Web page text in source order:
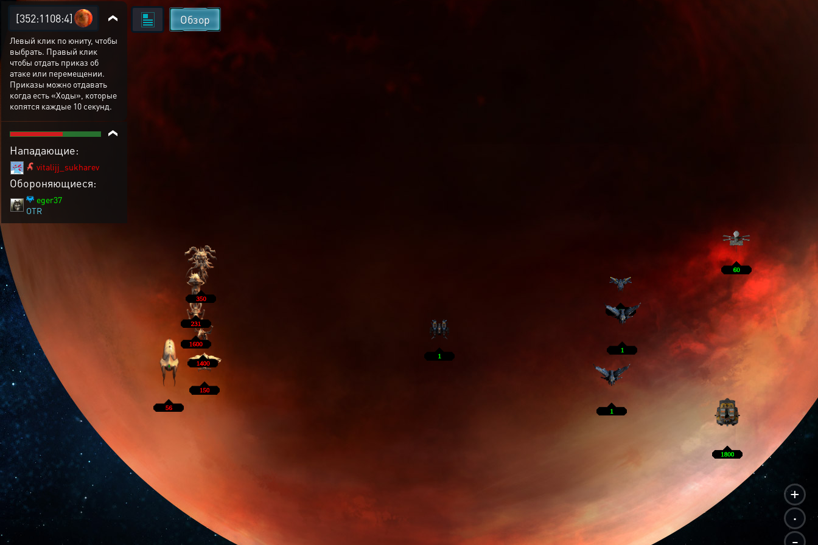
+
.
-
Обзор
[352:1108:4]
Левый клик по юниту, чтобы
выбрать. Правый клик
чтобы отдать приказ об
атаке или перемещении.
Приказы можно отдавать
когда есть «Ходы», которые
копятся каждые 10 секунд.
Нападающие:
vitalijj_sukharev
Обороняющиеся:
eger37
OTR